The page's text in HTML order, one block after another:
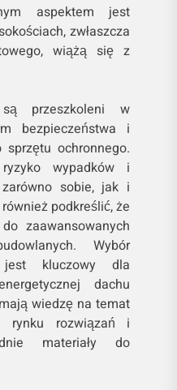
aspektem jest
zwłaszcza
wiążą się z
są przeszkoleni w
bezpieczeństwa i
ochronnego.
wypadków i
sobie, jak i
podkreślić, że
zaawansowanych
Wybór
jest kluczowy dla
dachu
wiedzę na temat
rynku rozwiązań i
materiały do